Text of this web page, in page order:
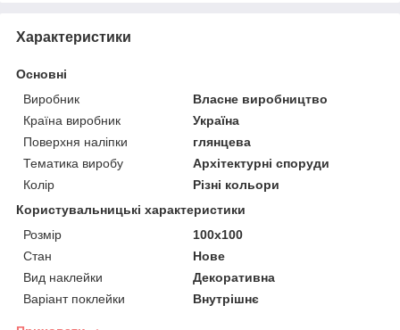
Характеристики
Основні
Виробник
Власне виробництво
Країна виробник
Україна
Поверхня наліпки
глянцева
Тематика виробу
Архітектурні споруди
Колір
Різні кольори
Користувальницькі характеристики
Розмір
100х100
Стан
Нове
Вид наклейки
Декоративна
Варіант поклейки
Внутрішнє